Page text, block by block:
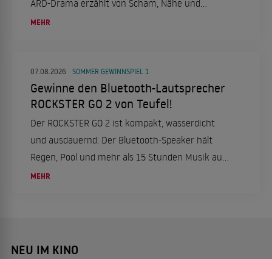
ARD-Drama erzählt von Scham, Nähe und
Neuanfang.
MEHR
07.08.2026 SOMMER GEWINNSPIEL 1
Gewinne den Bluetooth-Lautsprecher
ROCKSTER GO 2 von Teufel!
Der ROCKSTER GO 2 ist kompakt, wasserdicht
und ausdauernd: Der Bluetooth-Speaker hält
Regen, Pool und mehr als 15 Stunden Musik aus.
Wir verlosen einen Lautsprecher!
MEHR
NEU IM KINO